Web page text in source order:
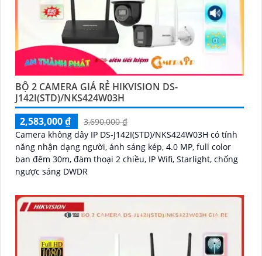
BỘ 2 CAMERA GIÁ RẺ HIKVISION DS-
J142I(STD)/NKS424W03H
2,583,000 ₫
3,690,000 ₫
Camera không dây IP DS-J142I(STD)/NKS424W03H có tính
năng nhận dạng người, ánh sáng kép, 4.0 MP, full color
ban đêm 30m, đàm thoại 2 chiều, IP Wifi, Starlight, chống
ngược sáng DWDR